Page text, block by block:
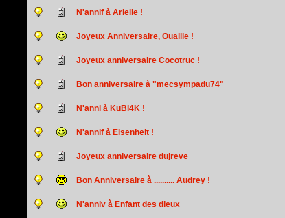
N'annif à Arielle !
Joyeux Anniversaire, Ouaille !
Joyeux anniversaire Cocotruc !
Bon anniversaire à "mecsympadu74"
N'anni à KuBi4K !
N'annif à Eisenheit !
Joyeux anniversaire dujreve
Bon Anniversaire à .......... Audrey !
N'anniv à Enfant des dieux